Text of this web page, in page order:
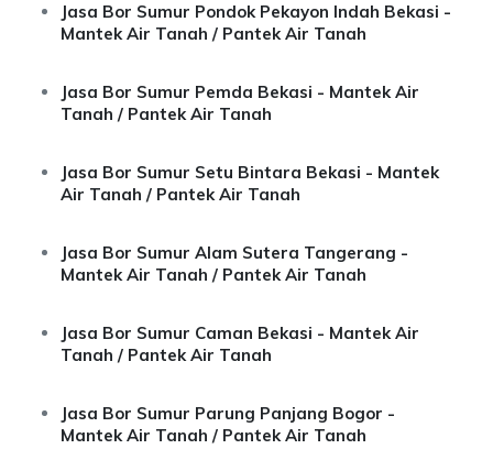
Jasa Bor Sumur Pondok Pekayon Indah Bekasi -
Mantek Air Tanah / Pantek Air Tanah
Jasa Bor Sumur Pemda Bekasi - Mantek Air
Tanah / Pantek Air Tanah
Jasa Bor Sumur Setu Bintara Bekasi - Mantek
Air Tanah / Pantek Air Tanah
Jasa Bor Sumur Alam Sutera Tangerang -
Mantek Air Tanah / Pantek Air Tanah
Jasa Bor Sumur Caman Bekasi - Mantek Air
Tanah / Pantek Air Tanah
Jasa Bor Sumur Parung Panjang Bogor -
Mantek Air Tanah / Pantek Air Tanah